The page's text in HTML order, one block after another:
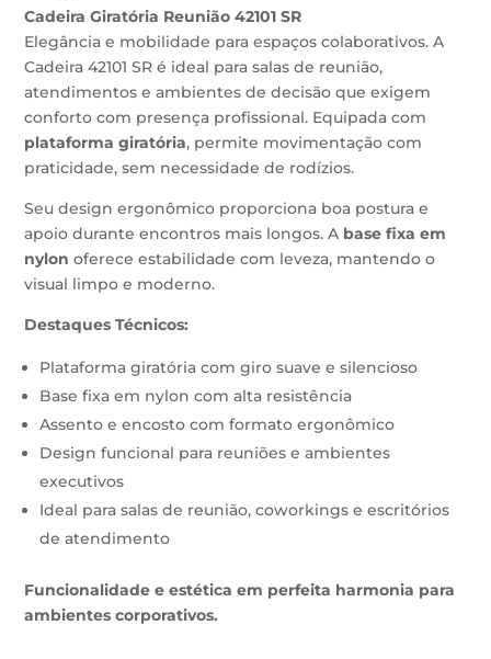
Cadeira Giratória Reunião 42101 SR
Elegância e mobilidade para espaços colaborativos. A
Cadeira 42101 SR é ideal para salas de reunião,
atendimentos e ambientes de decisão que exigem
conforto com presença profissional. Equipada com
plataforma giratória, permite movimentação com
praticidade, sem necessidade de rodízios.
Seu design ergonômico proporciona boa postura e
apoio durante encontros mais longos. A base fixa em
nylon oferece estabilidade com leveza, mantendo o
visual limpo e moderno.
Destaques Técnicos:
Plataforma giratória com giro suave e silencioso
Base fixa em nylon com alta resistência
Assento e encosto com formato ergonômico
Design funcional para reuniões e ambientes
executivos
Ideal para salas de reunião, coworkings e escritórios
de atendimento
Funcionalidade e estética em perfeita harmonia para
ambientes corporativos.